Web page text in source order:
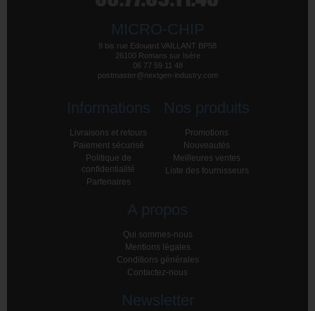
MICRO-CHIP
9 bis rue Edouard VAILLANT BP58
26100 Romans sur Isère
06 77 59 11 48
postmaster@nextgen-industry.com
Informations
Livraisons et retours
Paiement sécurisé
Politique de
confidentialité
Partenaires
Nos produits
Promotions
Nouveautés
Meilleures ventes
Liste des fournisseurs
A propos
Qui sommes-nous
Mentions légales
Conditions générales
Contactez-nous
Newsletter